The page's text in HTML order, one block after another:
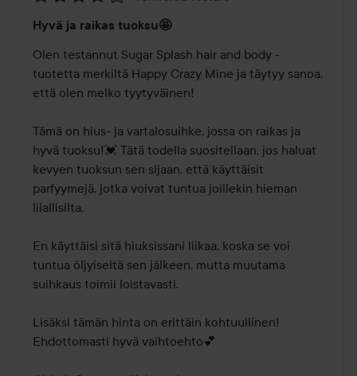
4
/
5
Hyvä ja raikas tuoksu🤩
Olen testannut Sugar Splash hair and body -
tuotetta merkiltä Happy Crazy Mine ja täytyy sanoa,
että olen melko tyytyväinen!
Tämä on hius- ja vartalosuihke, jossa on raikas ja
hyvä tuoksu!💓 Tätä todella suositellaan, jos haluat
kevyen tuoksun sen sijaan, että käyttäisit
parfyymejä, jotka voivat tuntua joillekin hieman
liiallisilta.
En käyttäisi sitä hiuksissani liikaa, koska se voi
tuntua öljyiseltä sen jälkeen, mutta muutama
suihkaus toimii loistavasti.
Lisäksi tämän hinta on erittäin kohtuullinen!
Ehdottomasti hyvä vaihtoehto💕